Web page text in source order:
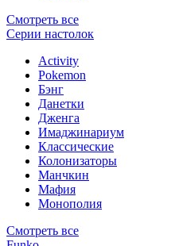
Смотреть все
Серии настолок
Activity
Pokemon
Бэнг
Данетки
Дженга
Имаджинариум
Классические
Колонизаторы
Манчкин
Мафия
Монополия
Смотреть все